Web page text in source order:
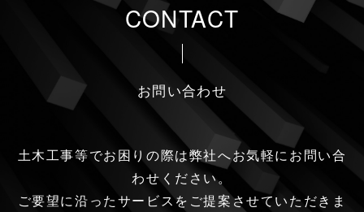
CONTACT
お問い合わせ
土木工事等でお困りの際は弊社へお気軽にお問い合
わせください。
ご要望に沿ったサービスをご提案させていただきま